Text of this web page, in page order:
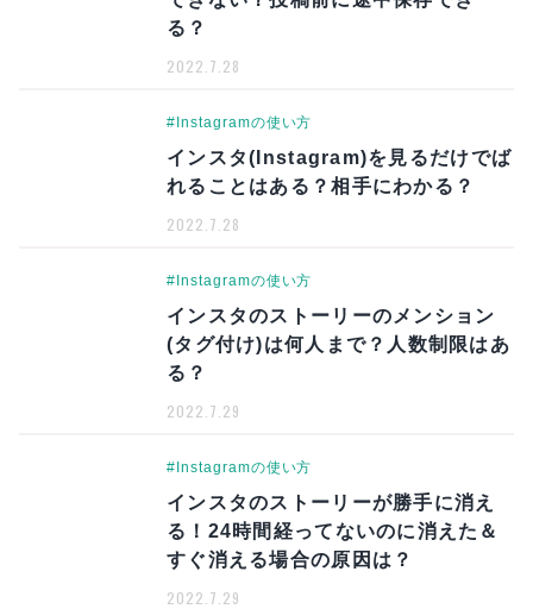
る？
2022.7.28
#Instagramの使い方
インスタ(Instagram)を見るだけでば
れることはある？相手にわかる？
2022.7.28
#Instagramの使い方
インスタのストーリーのメンション
(タグ付け)は何人まで？人数制限はあ
る？
2022.7.29
#Instagramの使い方
インスタのストーリーが勝手に消え
る！24時間経ってないのに消えた＆
すぐ消える場合の原因は？
2022.7.29